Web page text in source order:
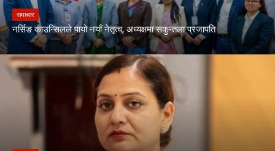
समाचार
नर्सिङ काउन्सिलले पायो नयाँ नेतृत्व, अध्यक्षमा सकुन्तला प्रजापति